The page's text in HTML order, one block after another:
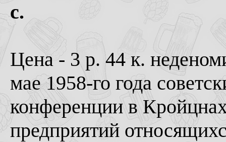
с.
Цена - 3 р. 44 к.
мае 1958-го года
конференции в
предприятий